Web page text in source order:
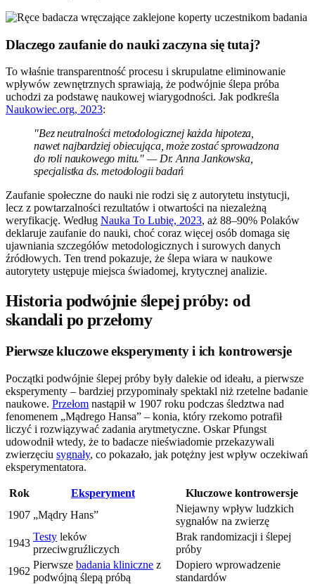
Dlaczego zaufanie do nauki zaczyna się tutaj?
To właśnie transparentność procesu i skrupulatne eliminowanie
wpływów zewnętrznych sprawiają, że podwójnie ślepa próba
uchodzi za podstawę naukowej wiarygodności. Jak podkreśla
Naukowiec.org, 2023:
"Bez neutralności metodologicznej każda hipoteza,
nawet najbardziej obiecująca, może zostać sprowadzona
do roli naukowego mitu." — Dr. Anna Jankowska,
specjalistka ds. metodologii badań
Zaufanie społeczne do nauki nie rodzi się z autorytetu instytucji,
lecz z powtarzalności rezultatów i otwartości na niezależną
weryfikację. Według Nauka To Lubię, 2023, aż 88–90% Polaków
deklaruje zaufanie do nauki, choć coraz więcej osób domaga się
ujawniania szczegółów metodologicznych i surowych danych
źródłowych. Ten trend pokazuje, że ślepa wiara w naukowe
autorytety ustępuje miejsca świadomej, krytycznej analizie.
Historia podwójnie ślepej próby: od
skandali po przełomy
Pierwsze kluczowe eksperymenty i ich kontrowersje
Początki podwójnie ślepej próby były dalekie od ideału, a pierwsze
eksperymenty – bardziej przypominały spektakl niż rzetelne badanie
naukowe. Przełom nastąpił w 1907 roku podczas śledztwa nad
fenomenem „Mądrego Hansa” – konia, który rzekomo potrafił
liczyć i rozwiązywać zadania arytmetyczne. Oskar Pfungst
udowodnił wtedy, że to badacze nieświadomie przekazywali
zwierzęciu sygnały, co pokazało, jak potężny jest wpływ oczekiwań
eksperymentatora.
Rok Eksperyment
Kluczowe kontrowersje
1907 „Mądry Hans”
Niejawny wpływ ludzkich
sygnałów na zwierzę
1943
Testy leków
przeciwgruźliczych
Brak randomizacji i ślepej
próby
1962
Pierwsze badania kliniczne z
podwójną ślepą próbą
Dopiero wprowadzenie
standardów